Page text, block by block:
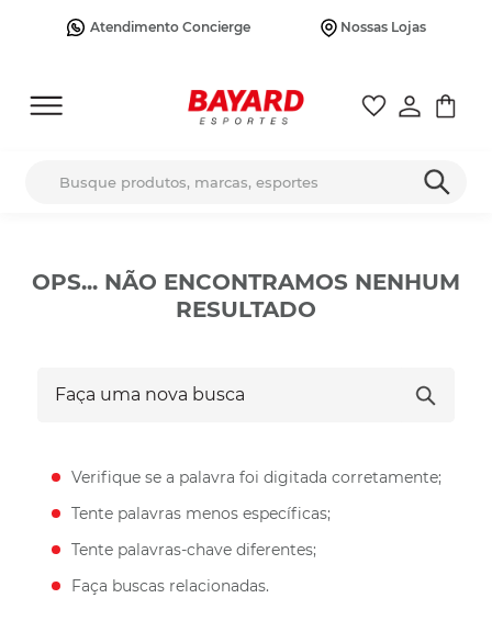
Atendimento Concierge Nossas Lojas
OPS... NÃO ENCONTRAMOS NENHUM
RESULTADO
Verifique se a palavra foi digitada corretamente;
Tente palavras menos específicas;
Tente palavras-chave diferentes;
Faça buscas relacionadas.